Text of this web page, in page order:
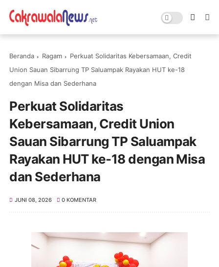
Beranda Ragam
Perkuat Solidaritas Kebersamaan, Credit
Union Sauan Sibarrung TP Saluampak Rayakan HUT ke-18
dengan Misa dan Sederhana
Perkuat Solidaritas
Kebersamaan, Credit Union
Sauan Sibarrung TP Saluampak
Rayakan HUT ke-18 dengan Misa
dan Sederhana
JUNI 08, 2026 0 KOMENTAR